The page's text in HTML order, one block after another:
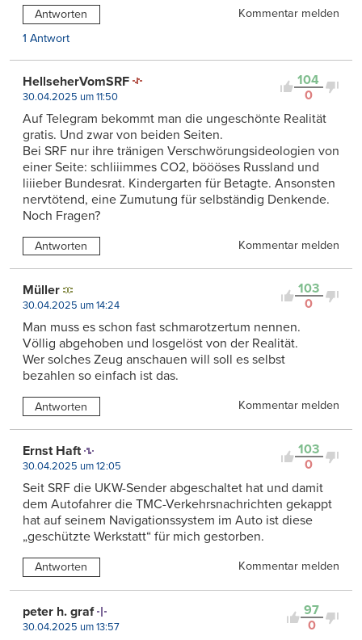
Antworten
Kommentar melden
1 Antwort
104
0
HellseherVomSRF
30.04.2025 um 11:50
Auf Telegram bekommt man die ungeschönte Realität
gratis. Und zwar von beiden Seiten.
Bei SRF nur ihre tränigen Verschwörungsideologien von
einer Seite: schliiimmes CO2, böööses Russland und
liiieber Bundesrat. Kindergarten für Betagte. Ansonsten
nervtötend, eine Zumutung für selbständig Denkende.
Noch Fragen?
Antworten Kommentar melden
103
0
Müller
30.04.2025 um 14:24
Man muss es schon fast schmarotzertum nennen.
Völlig abgehoben und losgelöst von der Realität.
Wer solches Zeug anschauen will soll es selbst
bezahlen so einfach ist das.
Antworten Kommentar melden
103
0
Ernst Haft
30.04.2025 um 12:05
Seit SRF die UKW-Sender abgeschaltet hat und damit
dem Autofahrer die TMC-Verkehrsnachrichten gekappt
hat auf seinem Navigationssystem im Auto ist diese
„geschützte Werkstatt“ für mich gestorben.
Antworten Kommentar melden
97
0
peter h. graf
30.04.2025 um 13:57